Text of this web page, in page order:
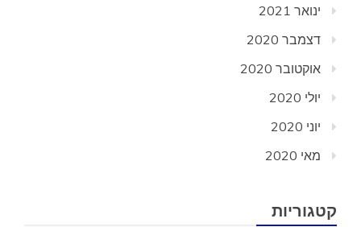
ינואר 2021
דצמבר 2020
אוקטובר 2020
יולי 2020
יוני 2020
מאי 2020
קטגוריות